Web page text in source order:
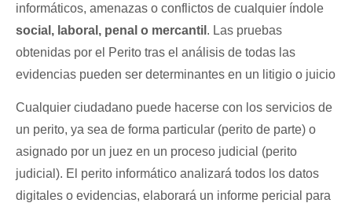
informáticos, amenazas o conflictos de cualquier índole
social, laboral, penal o mercantil . Las pruebas
obtenidas por el Perito tras el análisis de todas las
evidencias pueden ser determinantes en un litigio o juicio
Cualquier ciudadano puede hacerse con los servicios de
un perito, ya sea de forma particular (perito de parte) o
asignado por un juez en un proceso judicial (perito
judicial). El perito informático analizará todos los datos
digitales o evidencias, elaborará un informe pericial para